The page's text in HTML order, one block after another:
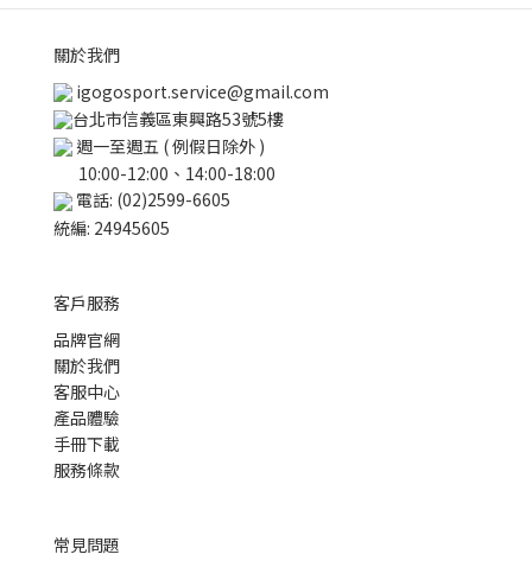
關於我們
igogosport.service@gmail.com
台北市信義區東興路53號5樓
週一至週五 ( 例假日除外 )
10:00-12:00、14:00-18:00
電話: (02)2599-6605
統編: 24945605
客戶服務
品牌官網
關於我們
客服中心
產品體驗
手冊下載
服務條款
常見問題